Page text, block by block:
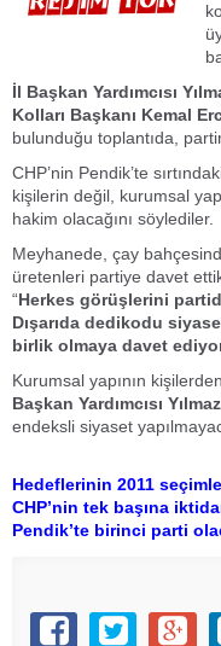
İl Başkan Yardımcısı
Kolları Başkanı Kemal
bulunduğu toplantıda,
CHP’nin Pendik’te
kişilerin değil, kurumsal
hakim olacağını söylediler.
Meyhanede, çay
üretenleri partiye davet
“Herkes görüşlerini
Dışarıda dedikodu
birlik olmaya davet
Kurumsal yapının
Başkan Yardımcısı
endeksli siyaset
Hedeflerinin 2011
CHP’nin tek başına
Pendik’te birinci parti